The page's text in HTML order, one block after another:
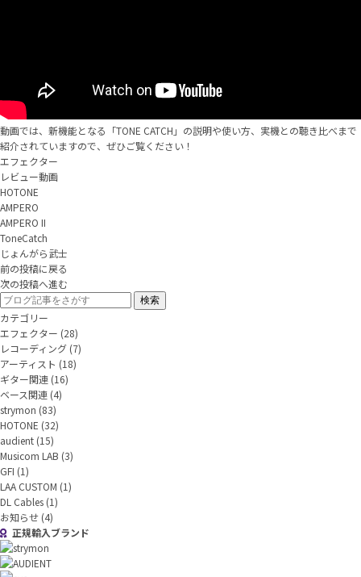
動画では、新機能となる「TONE CATCH」の説明や使い方、実機との聴き比べまで
紹介されていますので、ぜひご覧ください！
エフェクター
レビュー動画
HOTONE
AMPERO
AMPERO II
ToneCatch
じょんがら武士
前の投稿に戻る
次の投稿へ進む
カテゴリー
エフェクター (28)
レコーディング (7)
アーティスト (18)
ギター関連 (16)
ベース関連 (4)
strymon (83)
HOTONE (32)
audient (15)
Musicom LAB (3)
GFI (1)
LAA CUSTOM (1)
DL Cables (1)
お知らせ (4)
正規輸入ブランド